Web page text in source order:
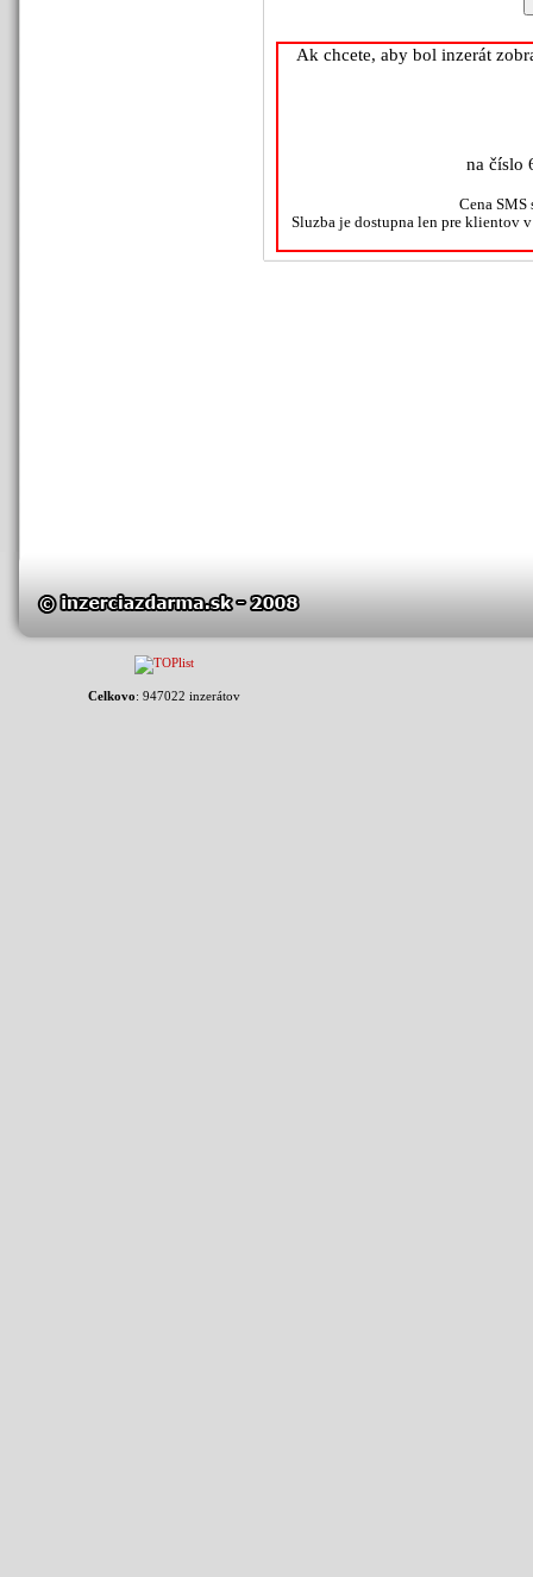
Ak chcete, aby bol inzerát
na číslo
Cena SMS
Sluzba je dostupna len pre klientov
Celkovo: 947022 inzerátov